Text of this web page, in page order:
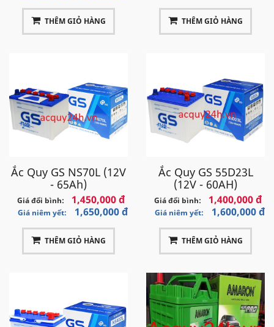
THÊM GIỎ HÀNG THÊM GIỎ HÀNG
Ắc Quy GS NS70L (12V
- 65Ah)
Giá đổi bình: 1,450,000 đ
Giá niêm yết: 1,650,000 đ
THÊM GIỎ HÀNG
Ắc Quy GS 55D23L
(12V - 60AH)
Giá đổi bình: 1,400,000 đ
Giá niêm yết: 1,600,000 đ
THÊM GIỎ HÀNG